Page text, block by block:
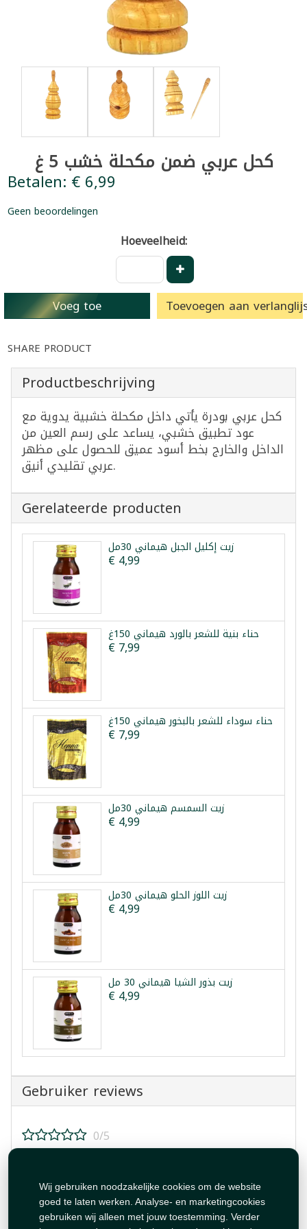
Wij gebruiken noodzakelijke cookies om de website
goed te laten werken. Analyse- en marketingcookies
gebruiken wij alleen met jouw toestemming. Verder
كحل عربي ضمن مكحلة خشب 5 غ
Betalen: € 6,99
Geen beoordelingen
Hoeveelheid:
Voeg toe Toevoegen aan
SHARE PRODUCT
Productbeschrijving
كحل عربي بودرة يأتي داخل مكحلة خشبية يدوية مع
عود تطبيق خشبي، يساعد على رسم العين من
الداخل والخارج بخط أسود عميق للحصول على مظهر
عربي تقليدي أنيق.
Gerelateerde producten
زيت إكليل الجبل هيماني 30مل
€ 4,99
حناء بنية للشعر بالورد هيماني 150غ
€ 7,99
حناء سوداء للشعر بالبخور هيماني 150غ
€ 7,99
زيت السمسم هيماني 30مل
€ 4,99
زيت اللوز الحلو هيماني 30مل
€ 4,99
زيت بذور الشيا هيماني 30 مل
€ 4,99
Gebruiker reviews
0/5